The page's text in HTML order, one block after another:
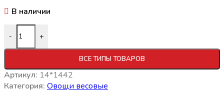
В наличии
- +
ВСЕ ТИПЫ ТОВАРОВ
Артикул: 14*1442
Категория: Овощи весовые